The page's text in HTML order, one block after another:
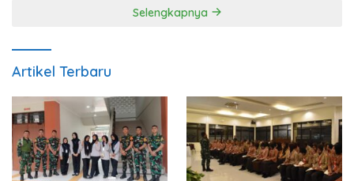
Selengkapnya
Artikel Terbaru